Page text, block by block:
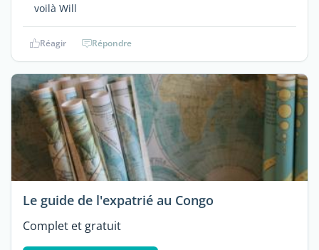
voilà Will
Réagir Répondre
Le guide de l'expatrié au Congo
Complet et gratuit